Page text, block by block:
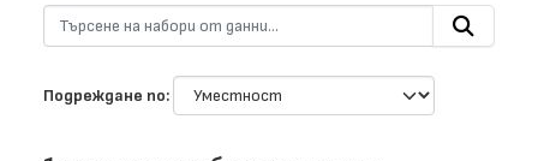
Подреждане по